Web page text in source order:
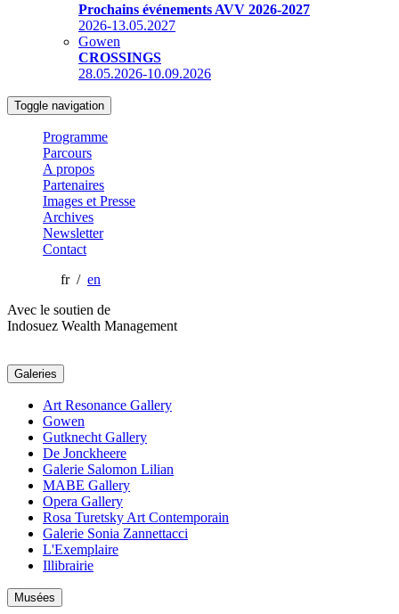
Prochains événements AVV 2026-2027
2026-13.05.2027
Gowen
CROSSINGS
28.05.2026-10.09.2026
Toggle navigation
Programme
Parcours
A propos
Partenaires
Images et Presse
Archives
Newsletter
Contact
fr / en
Avec le soutien de
Indosuez Wealth Management
Galeries
Art Resonance Gallery
Gowen
Gutknecht Gallery
De Jonckheere
Galerie Salomon Lilian
MABE Gallery
Opera Gallery
Rosa Turetsky Art Contemporain
Galerie Sonia Zannettacci
L'Exemplaire
Illibrairie
Musées